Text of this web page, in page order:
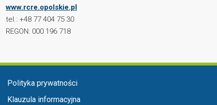
www.rcre.opolskie.pl
tel.: +48 77 404 75 30
REGON: 000 196 718
Menu stopka
Polityka prywatności
Klauzula informacyjna